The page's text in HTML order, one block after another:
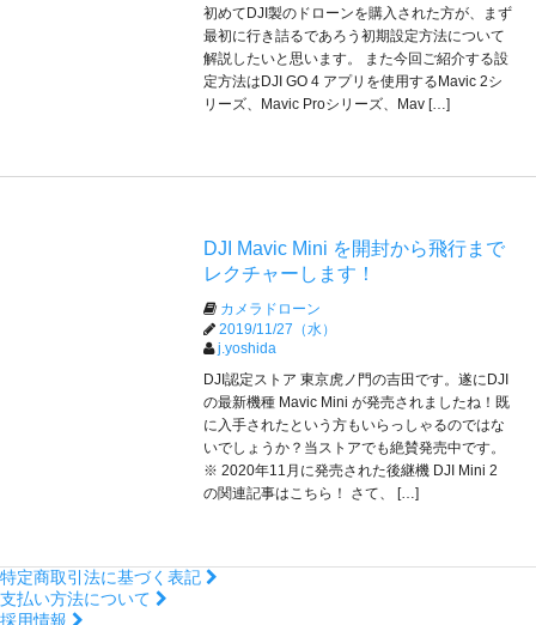
初めてDJI製のドローンを購入された方が、まず
最初に行き詰るであろう初期設定方法について
解説したいと思います。 また今回ご紹介する設
定方法はDJI GO 4 アプリを使用するMavic 2シ
リーズ、Mavic Proシリーズ、Mav […]
DJI Mavic Mini を開封から飛行まで
レクチャーします！
カメラドローン
2019/11/27（水）
j.yoshida
DJI認定ストア 東京虎ノ門の吉田です。遂にDJI
の最新機種 Mavic Mini が発売されましたね！既
に入手されたという方もいらっしゃるのではな
いでしょうか？当ストアでも絶賛発売中です。
※ 2020年11月に発売された後継機 DJI Mini 2
の関連記事はこちら！ さて、 […]
特定商取引法に基づく表記
支払い方法について
採用情報